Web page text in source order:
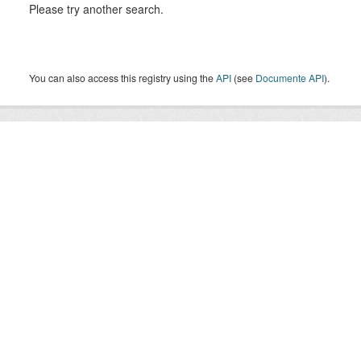
Please try another search.
You can also access this registry using theAPI (see Documente API).